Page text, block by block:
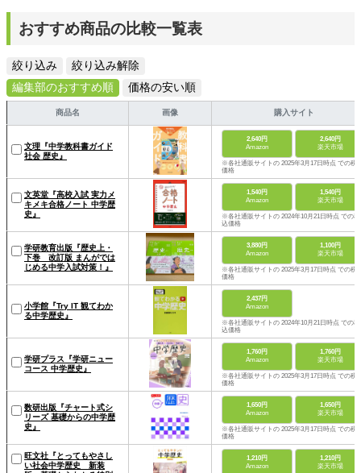
おすすめ商品の比較一覧表
絞り込み
絞り込み解除
編集部のおすすめ順
価格の安い順
商品名 画像 購入サイト
文理『中学教科書ガイド
社会 歴史』
2,640円
Amazon
2,640円
楽天市場
※各社通販サイトの 2025年3月17日時点 での税
価格
文英堂『高校入試 実力メ
キメキ合格ノート 中学歴
史』
1,540円
Amazon
1,540円
楽天市場
※各社通販サイトの 2024年10月21日時点 での税
込価格
学研教育出版『歴史上・
下巻 改訂版 まんがでは
じめる中学入試対策！』
3,880円
Amazon
1,100円
楽天市場
※各社通販サイトの 2025年3月17日時点 での税
価格
小学館『Try IT 観てわか
る中学歴史』
2,437円
Amazon
※各社通販サイトの 2024年10月21日時点 での税
込価格
学研プラス『学研ニュー
コース 中学歴史』
1,760円
Amazon
1,760円
楽天市場
※各社通販サイトの 2025年3月17日時点 での税
価格
数研出版『チャート式シ
リーズ 基礎からの中学歴
史』
1,650円
Amazon
1,650円
楽天市場
※各社通販サイトの 2025年3月17日時点 での税
価格
旺文社『とってもやさし
い社会中学歴史 新装
1,210円
Amazon
1,210円
楽天市場